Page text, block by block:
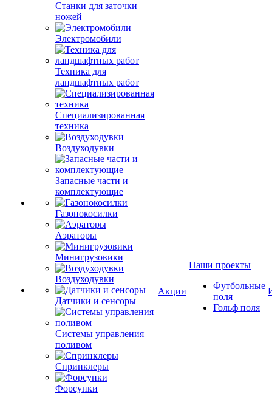
Станки для заточки
ножей
Электромобили
Техника для
ландшафтных работ
Специализированная
техника
Воздуходувки
Запасные части и
комплектующие
Газонокосилки
Аэраторы
Минигрузовики
Воздуходувки
Датчики и сенсоры
Системы управления
поливом
Спринклеры
Форсунки
Акции
Наши проекты
Футбольные
поля
Гольф поля